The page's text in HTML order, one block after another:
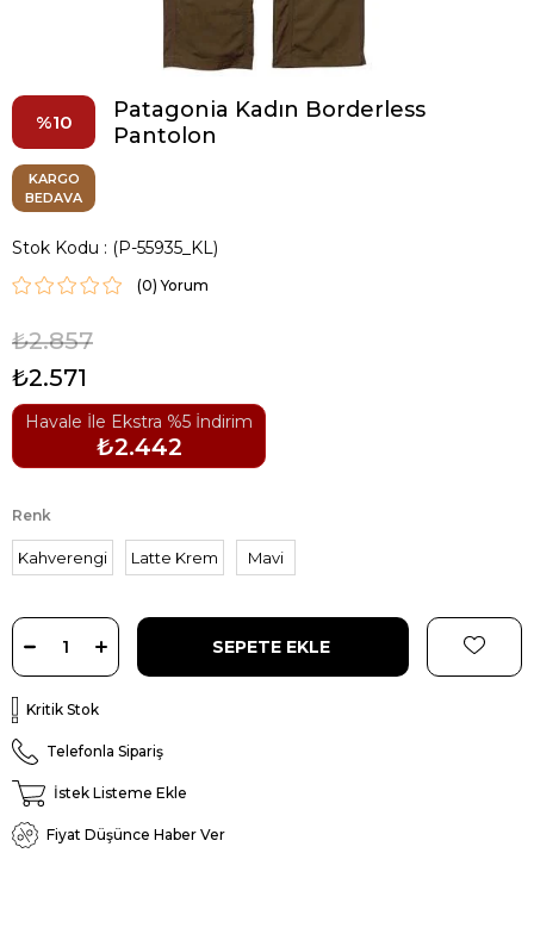
10
Patagonia Kadın Borderless
Pantolon
KARGO
BEDAVA
Stok Kodu (P-55935_KL)
(0)
₺2.857
₺2.571
Havale İle Ekstra %5 İndirim
₺2.442
Renk
Kahverengi Latte Krem Mavi
Kritik Stok
Telefonla Sipariş
İstek Listeme Ekle
Fiyat Düşünce Haber Ver